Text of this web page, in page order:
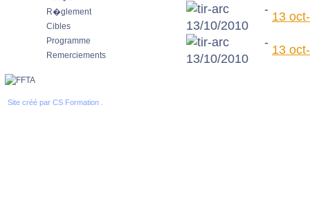
R�glement
Cibles
Programme
Remerciements
13
13
Site créé par CS Formation .